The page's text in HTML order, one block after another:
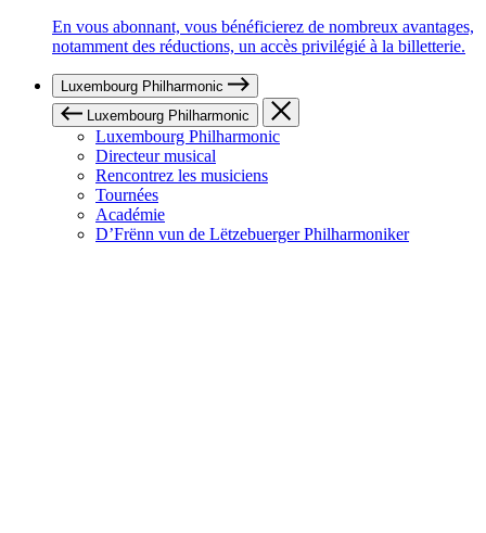
En vous abonnant, vous bénéficierez de nombreux avantages,
notamment des réductions, un accès privilégié à la billetterie.
Luxembourg Philharmonic
Luxembourg Philharmonic
Luxembourg Philharmonic
Directeur musical
Rencontrez les musiciens
Tournées
Académie
D’Frënn vun de Lëtzebuerger Philharmoniker